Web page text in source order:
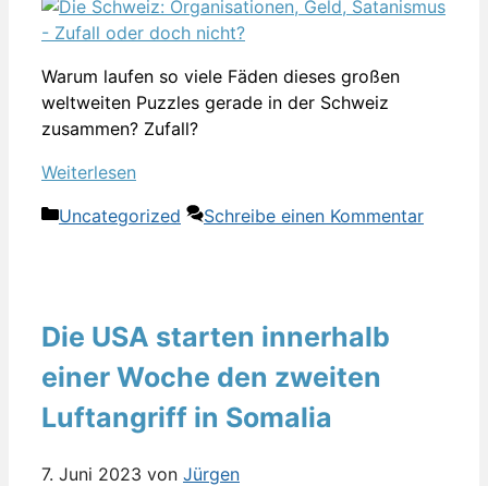
Warum laufen so viele Fäden dieses großen
weltweiten Puzzles gerade in der Schweiz
zusammen? Zufall?
Weiterlesen
Kategorien
Uncategorized Schreibe einen Kommentar
Die USA starten innerhalb
einer Woche den zweiten
Luftangriff in Somalia
7. Juni 2023 von Jürgen